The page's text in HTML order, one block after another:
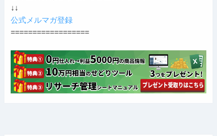
↓↓
公式メルマガ登録
==================